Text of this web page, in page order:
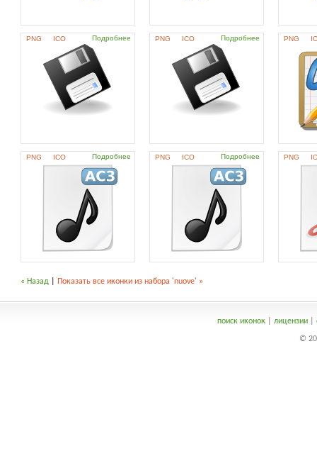
PNG ICO Подробнее PNG ICO Подробнее PNG
PNG ICO Подробнее PNG ICO Подробнее PNG
« Назад Показать все иконки из набора 'nuove' »
поиск иконок| лицензии|
©